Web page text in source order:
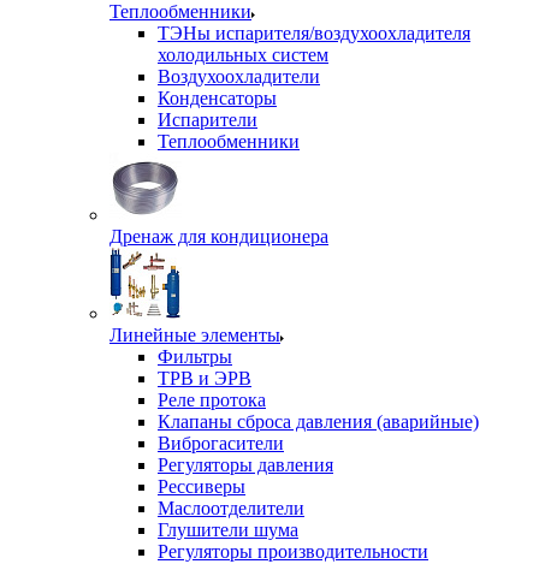
Теплообменники
ТЭНы испарителя/воздухоохладителя
холодильных систем
Воздухоохладители
Конденсаторы
Испарители
Теплообменники
Дренаж для кондиционера
Линейные элементы
Фильтры
ТРВ и ЭРВ
Реле протока
Клапаны сброса давления (аварийные)
Виброгасители
Регуляторы давления
Рессиверы
Маслоотделители
Глушители шума
Регуляторы производительности